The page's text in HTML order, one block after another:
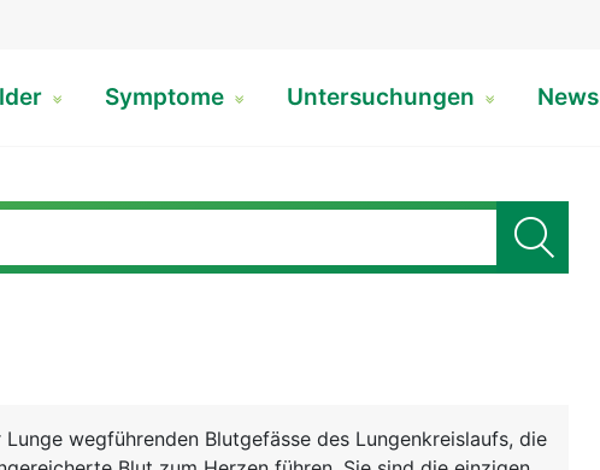
Symptome Untersuchungen News
wegführenden Blutgefässe des Lungenkreislaufs, die